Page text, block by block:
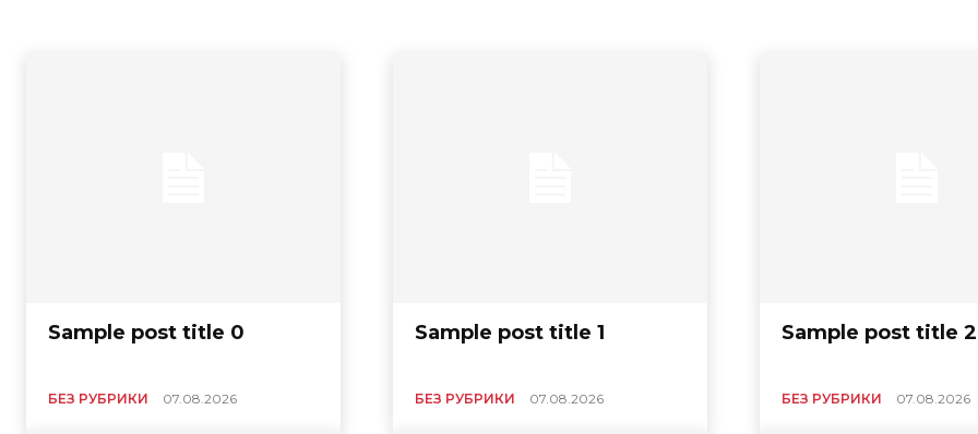
Sample post title 0
БЕЗ РУБРИКИ 07.08.2026
Sample post title 1
БЕЗ РУБРИКИ 07.08.2026
Sample post title 2
БЕЗ РУБРИКИ 07.08.2026